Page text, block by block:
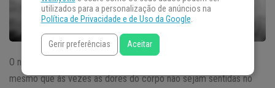
O nosso corpo está intrinsecamente ligado ao nosso espírito,
mesmo que às vezes as dores do corpo não sejam sentidas no
utilizados para a personalização de anúncios na
Política de Privacidade e de Uso da Google.
Gerir preferências Aceitar